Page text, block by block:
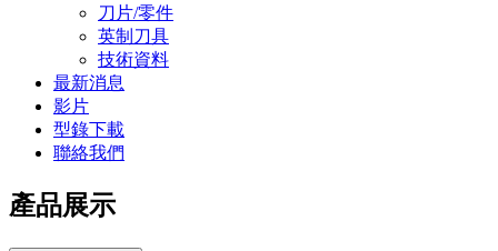
刀片/零件
英制刀具
技術資料
最新消息
影片
型錄下載
聯絡我們
產品展示